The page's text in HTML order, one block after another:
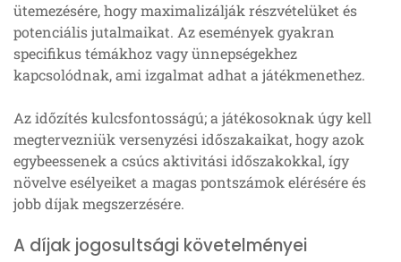
ütemezésére, hogy maximalizálják részvételüket és
potenciális jutalmaikat. Az események gyakran
specifikus témákhoz vagy ünnepségekhez
kapcsolódnak, ami izgalmat adhat a játékmenethez.
Az időzítés kulcsfontosságú; a játékosoknak úgy kell
megtervezniük versenyzési időszakaikat, hogy azok
egybeessenek a csúcs aktivitási időszakokkal, így
növelve esélyeiket a magas pontszámok elérésére és
jobb díjak megszerzésére.
A díjak jogosultsági követelményei